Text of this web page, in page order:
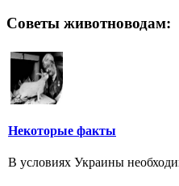
Советы животноводам:
Некоторые факты
В условиях Украины